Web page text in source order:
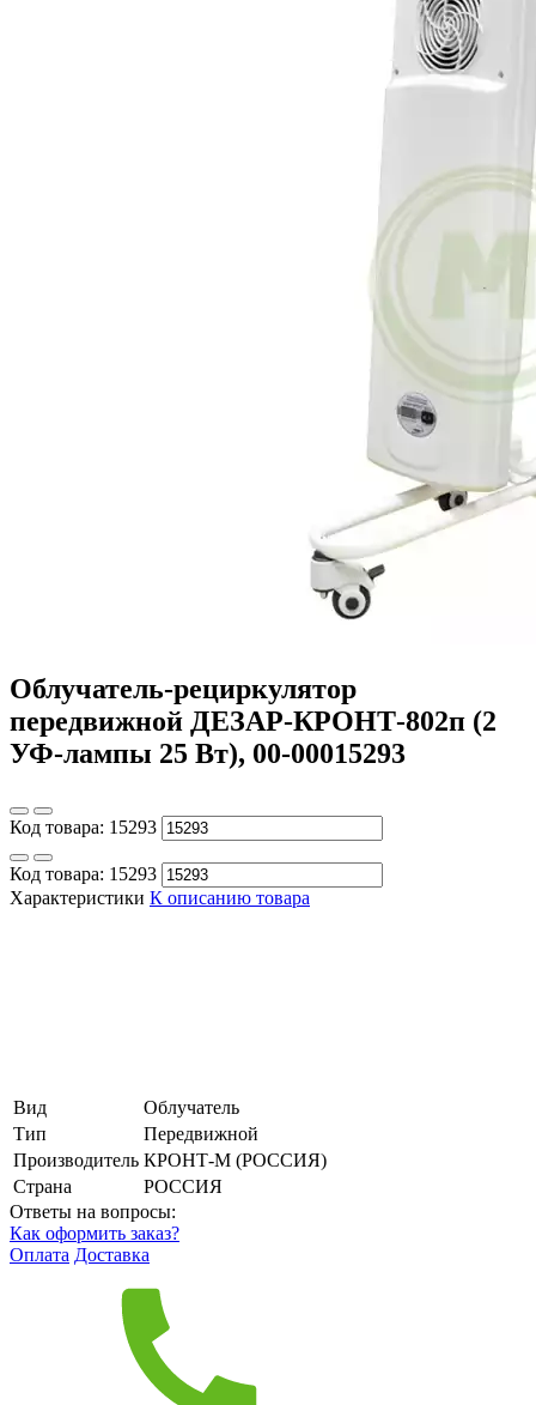
Облучатель-рециркулятор
передвижной ДЕЗАР-КРОНТ-802п (2
УФ-лампы 25 Вт), 00-00015293
Код товара: 15293
Код товара: 15293
Характеристики К описанию товара
Вид
Облучатель
Тип
Передвижной
Производитель КРОНТ-М (РОССИЯ)
Страна
РОССИЯ
Ответы на вопросы:
Как оформить заказ?
Оплата Доставка